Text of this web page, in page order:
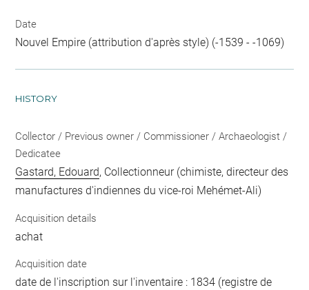
Date
Nouvel Empire (attribution d'après style) (-1539 - -1069)
HISTORY
Collector / Previous owner / Commissioner / Archaeologist /
Dedicatee
Gastard, Edouard, Collectionneur (chimiste, directeur des
manufactures d'indiennes du vice-roi Mehémet-Ali)
Acquisition details
achat
Acquisition date
date de l'inscription sur l'inventaire : 1834 (registre de